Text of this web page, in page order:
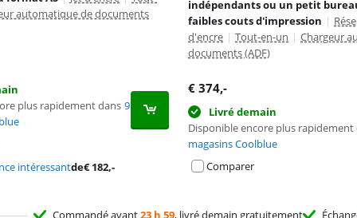
automatique de documents
plus rapidement dans 9
intéressantde€182,-
indépendants ou un petit
faibles couts d'impression |
d'encre | Tout-en-un | Chargeur
documents (ADF)
€ 374,-
Livré demain
Disponible encore plus rapidement
magasins Coolblue
Comparer
Commandé avant23 h 59, livré demain gratuitement